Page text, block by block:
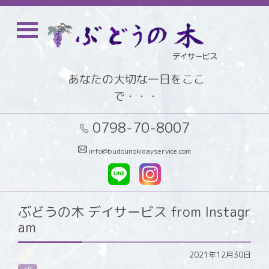
あなたの大切な一日をここ
で・・・
0798-70-8007
info@budounokidayservice.com
ぶどうの木 デイサービス from Instagr
am
2021年12月30日